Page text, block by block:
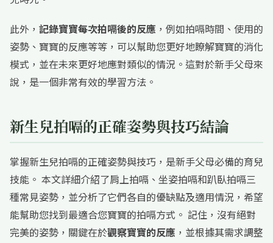
此外， 記錄寶寶每次拍嗝後的反應 ，例如拍嗝時間、使用的
姿勢、寶寶的反應等等，可以幫助您更好地瞭解寶寶的消化
模式，並在未來更好地應對類似的情況。這對於新手父母來
說，是一個非常有效的學習方法。
新生兒拍嗝的正確姿勢與技巧結論
掌握新生兒拍嗝的正確姿勢與技巧，是新手父母必備的育兒
技能。 本文詳細介紹了肩上拍嗝、坐姿拍嗝和趴臥拍嗝三
種常見姿勢，並分析了它們各自的優缺點及適用情況，希望
能幫助您找到最適合您寶寶的拍嗝方式。 記住，沒有絕對
完美的姿勢，關鍵在於觀察寶寶的反應 ，並根據其需求調整